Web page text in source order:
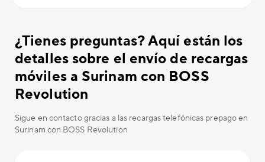
¿Tienes preguntas? Aquí están los
detalles sobre el envío de recargas
móviles a Surinam con BOSS
Revolution
Sigue en contacto gracias a las recargas telefónicas prepago en
Surinam con BOSS Revolution